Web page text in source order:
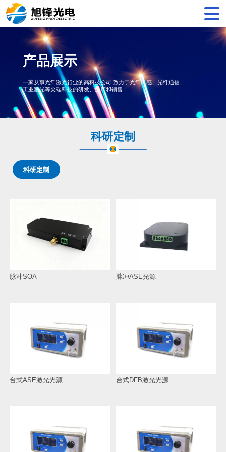
产品展示
一家从事光纤激光行业的高科技公司,致力于光纤传感、光纤通信、
工业激光等尖端科技的研发、生产和销售
科研定制
科研定制
脉冲SOA 脉冲ASE光源
台式ASE激光光源 台式DFB激光光源